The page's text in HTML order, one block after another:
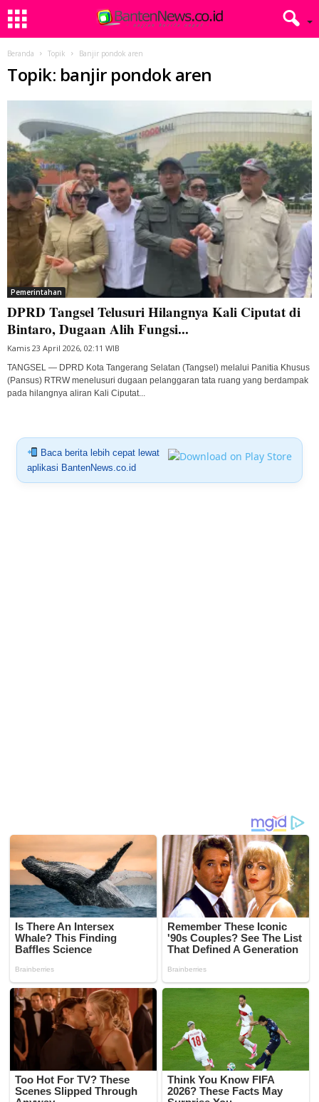
Beranda Topik Banjir pondok aren
Topik: banjir pondok aren
Pemerintahan
DPRD Tangsel Telusuri Hilangnya Kali Ciputat di
Bintaro, Dugaan Alih Fungsi...
Kamis 23 April 2026, 02:11 WIB
TANGSEL — DPRD Kota Tangerang Selatan (Tangsel) melalui Panitia Khusus
(Pansus) RTRW menelusuri dugaan pelanggaran tata ruang yang berdampak
pada hilangnya aliran Kali Ciputat...
Baca berita lebih cepat lewat
aplikasi BantenNews.co.id